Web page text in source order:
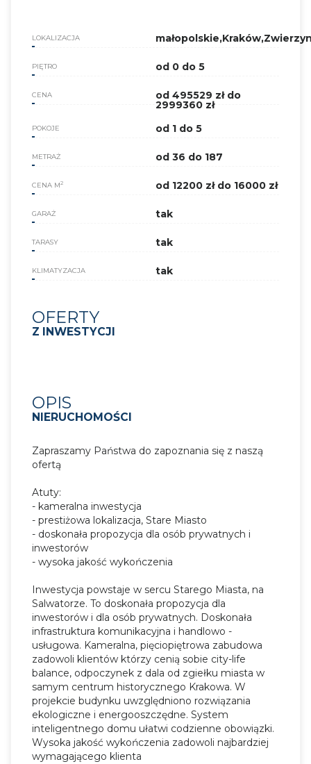
LOKALIZACJA
PIĘTRO od 0 do 5
CENA od 495529 zł do
2999360 zł
POKOJE od 1 do 5
METRAŻ od 36 do 187
CENA M2 od 12200 zł do 16000 zł
GARAŻ tak
TARASY tak
KLIMATYZACJA tak
OFERTY
Z INWESTYCJI
OPIS
NIERUCHOMOŚCI
Zapraszamy Państwa do zapoznania się z naszą
ofertą
Atuty:
- kameralna inwestycja
- prestiżowa lokalizacja, Stare Miasto
- doskonała propozycja dla osób prywatnych i
inwestorów
- wysoka jakość wykończenia
Inwestycja powstaje w sercu Starego Miasta, na
Salwatorze. To doskonała propozycja dla
inwestorów i dla osób prywatnych. Doskonała
infrastruktura komunikacyjna i handlowo -
usługowa. Kameralna, pięciopiętrowa zabudowa
zadowoli klientów którzy cenią sobie city-life
balance, odpoczynek z dala od zgiełku miasta w
samym centrum historycznego Krakowa. W
projekcie budynku uwzględniono rozwiązania
ekologiczne i energooszczędne. System
inteligentnego domu ułatwi codzienne obowiązki.
Wysoka jakość wykończenia zadowoli najbardziej
wymagającego klienta